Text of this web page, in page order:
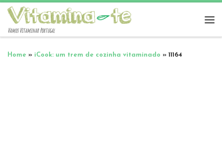
Vamos Vitaminar Portugal
Home » iCook: um trem de cozinha vitaminado » 11164